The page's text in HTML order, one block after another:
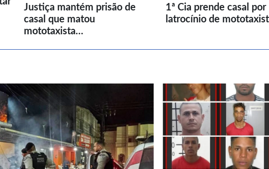
Justiça mantém prisão de
casal que matou
mototaxista…
1ª Cia prende casal por
latrocínio de